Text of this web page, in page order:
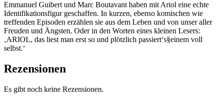
Emmanuel Guibert und Marc Boutavant haben mit Ariol eine echte
Identifikationsfigur geschaffen. In kurzen, ebenso komischen wie
treffenden Episoden erzählen sie aus dem Leben und von unser aller
Freuden und Ängsten. Oder in den Worten eines kleinen Lesers:
‚ARIOL, das liest man erst so und plötzlich passiert‘s§einem voll
selbst.‘
Rezensionen
Es gibt noch keine Rezensionen.